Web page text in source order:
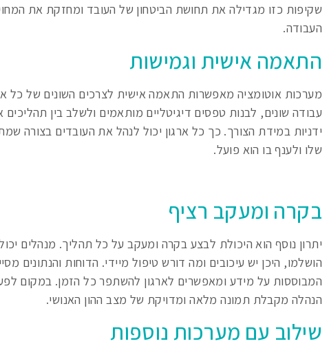
שקיפות כזו מגדילה את תחושת הביטחון של העובד ומחזקת את
העבודה.
התאמה אישית וגמישות
מערכות אוטומציה מאפשרות התאמה אישית לצרכים השונים של כל
עבודה שונים, לבנות טפסים דיגיטליים מותאמים ולשלב בין תהליכים
ידניות במידת הצורך. כך כל ארגון יכול לנהל את העובדים בצורה
שלו ולענף בו הוא פועל.
בקרה ומעקב רציף
יתרון נוסף הוא היכולת לבצע בקרה ומעקב על כל תהליך. מנהלים
הושלמו, היכן יש עיכובים ומה דורש טיפול מיידי. הדוחות והנתונים
המבוססות על מידע ומאפשרים לארגון להשתפר כל הזמן. במקום
הנהלה מקבלת תמונה מלאה ומדויקת של מצב ההון האנושי.
שילוב עם מערכות נוספות